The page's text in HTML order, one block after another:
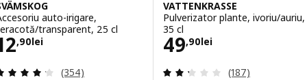
auto-irigare,
transparent, 25 cl
,90lei
12,90lei
Evaluare: 4.2 din 5 stele. Total recenzii:
(354)
VATTENKRASSE
Pulverizator plante, ivoriu/auriu,
35 cl
49,90lei
Preţ 49,90lei
Evaluare: 2.3
(187)